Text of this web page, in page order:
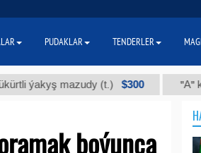
mazudy (t.) $300 "А"
boýunça
PUDAKLAR TENDERLER